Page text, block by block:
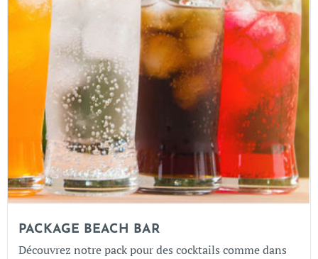
PACKAGE BEACH BAR
Découvrez notre pack pour des cocktails comme dans